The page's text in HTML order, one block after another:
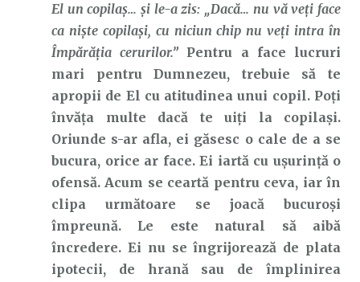
El un copilaş… şi le-a zis: „Dacă… nu vă veţi face
ca nişte copilaşi, cu niciun chip nu veţi intra în
Împărăţia cerurilor.” Pentru a face lucruri
mari pentru Dumnezeu, trebuie să te
apropii de El cu atitudinea unui copil. Poți
învăța multe dacă te uiți la copilași.
Oriunde s-ar afla, ei găsesc o cale de a se
bucura, orice ar face. Ei iartă cu ușurință o
ofensă. Acum se ceartă pentru ceva, iar în
clipa următoare se joacă bucuroși
împreună. Le este natural să aibă
încredere. Ei nu se îngrijorează de plata
ipotecii, de hrană sau de împlinirea